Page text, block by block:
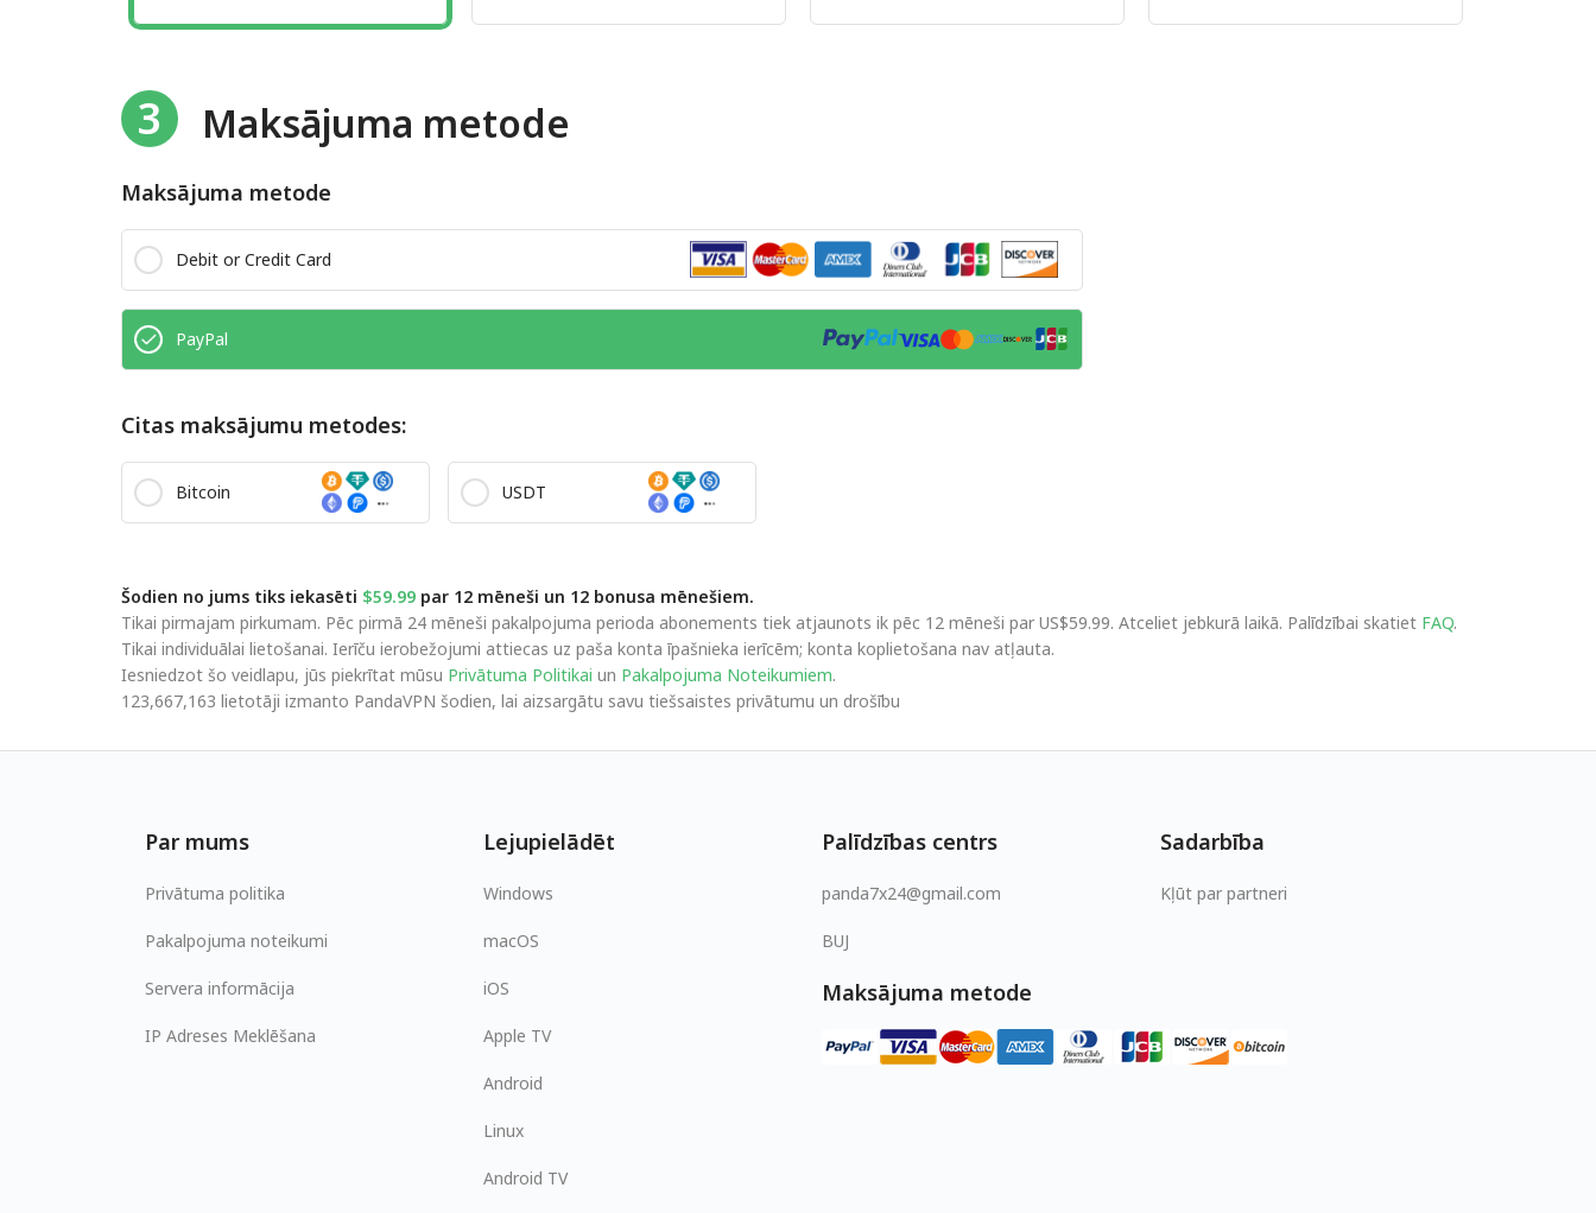
3 Maksājuma metode
Maksājuma metode
Debit or Credit Card
PayPal
Citas maksājumu metodes:
Bitcoin USDT
Šodien no jums tiks iekasēti $59.99 par 12 mēneši un 12 bonusa mēnešiem.
Tikai pirmajam pirkumam. Pēc pirmā 24 mēneši pakalpojuma perioda abonements tiek atjaunots ik pēc 12 mēneši par US$59.99. Atceliet jebkurā laikā. Palīdzībai skatiet FAQ.
Tikai individuālai lietošanai. Ierīču ierobežojumi attiecas uz paša konta īpašnieka ierīcēm; konta koplietošana nav atļauta.
Iesniedzot šo veidlapu, jūs piekrītat mūsu Privātuma Politikai un Pakalpojuma Noteikumiem.
123,667,163 lietotāji izmanto PandaVPN šodien, lai aizsargātu savu tiešsaistes privātumu un drošību
Par mums
Privātuma politika
Pakalpojuma noteikumi
Servera informācija
IP Adreses Meklēšana
Lejupielādēt
Windows
macOS
iOS
Apple TV
Android
Linux
Android TV
Palīdzības centrs
panda7x24@gmail.com
BUJ
Sadarbība
Kļūt par partneri
Maksājuma metode